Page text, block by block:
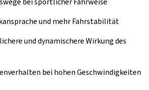
und mehr Fahrstabilität
und dynamischere Wirkung des
bei hohen Geschwindigkeiten